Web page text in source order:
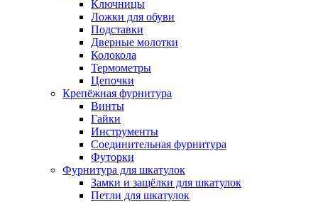
Ключницы
Ложки для обуви
Подставки
Дверные молотки
Колокола
Термометры
Цепочки
Крепёжная фурнитура
Винты
Гайки
Инструменты
Соединительная фурнитура
Футорки
Фурнитура для шкатулок
Замки и защёлки для шкатулок
Петли для шкатулок